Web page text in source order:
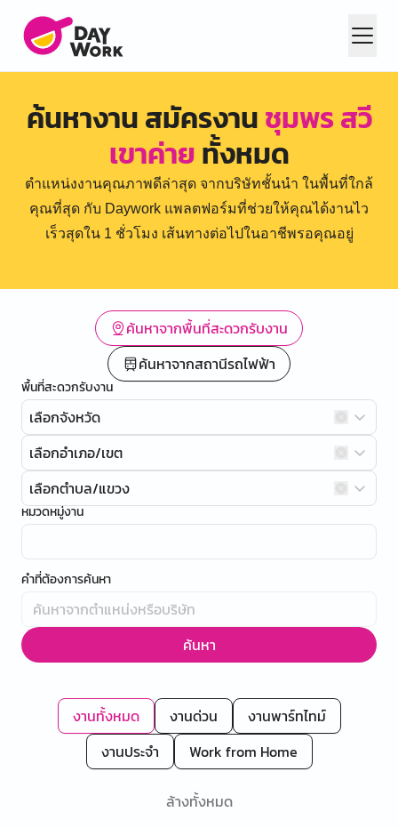
ค้นหางาน สมัครงานชุมพร สวี
เขาค่ายทั้งหมด
ตำแหน่งงานคุณภาพดีล่าสุด จากบริษัทชั้นนำ ในพื้นที่ใกล้
คุณที่สุด กับ Daywork แพลตฟอร์มที่ช่วยให้คุณได้งานไว
เร็วสุดใน 1 ชั่วโมง เส้นทางต่อไปในอาชีพรอคุณอยู่
ค้นหาจากพื้นที่สะดวกรับงาน
ค้นหาจากสถานีรถไฟฟ้า
พื้นที่สะดวกรับงาน
เลือกจังหวัด
เลือกอำเภอ/เขต
เลือกตำบล/แขวง
หมวดหมู่งาน
คำที่ต้องการค้นหา
ค้นหา
งานทั้งหมด งานด่วน
งานพาร์ทไทม์
งานประจำ
Work from Home
ล้างทั้งหมด